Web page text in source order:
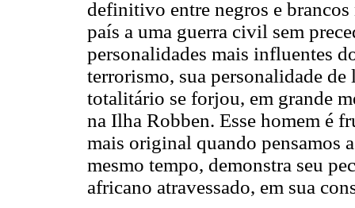
definitivo entre negros e
país a uma guerra civil sem
personalidades mais influentes
terrorismo, sua personalidade de
totalitário se forjou, em grande
na Ilha Robben. Esse homem é
mais original quando pensamos
mesmo tempo, demonstra seu
africano atravessado, em sua